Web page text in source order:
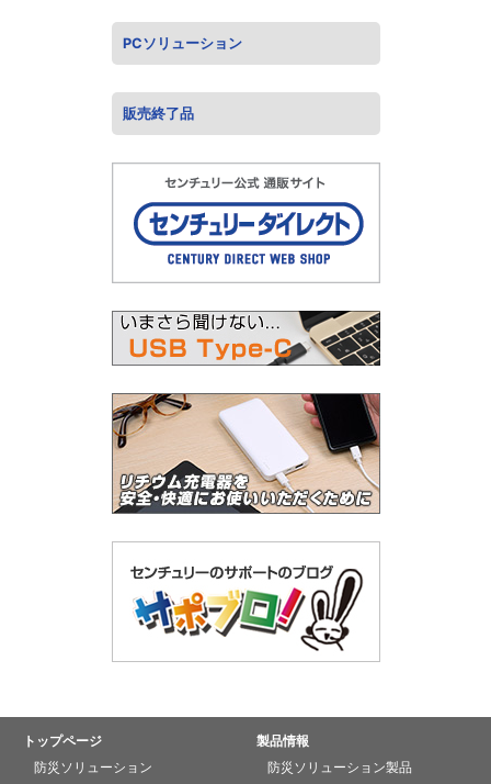
PCソリューション
販売終了品
トップページ
防災ソリューション
製品情報
防災ソリューション製品